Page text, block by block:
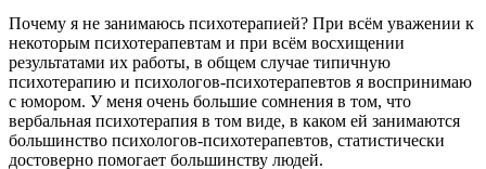
Почему я не занимаюсь психотерапией? При всём уважении к
некоторым психотерапевтам и при всём восхищении
результатами их работы, в общем случае типичную
психотерапию и психологов-психотерапевтов я воспринимаю
с юмором. У меня очень большие сомнения в том, что
вербальная психотерапия в том виде, в каком ей занимаются
большинство психологов-психотерапевтов, статистически
достоверно помогает большинству людей.